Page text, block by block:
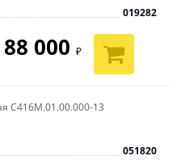
019282
88 000 ₽
С416М.01.00.000-13
051820